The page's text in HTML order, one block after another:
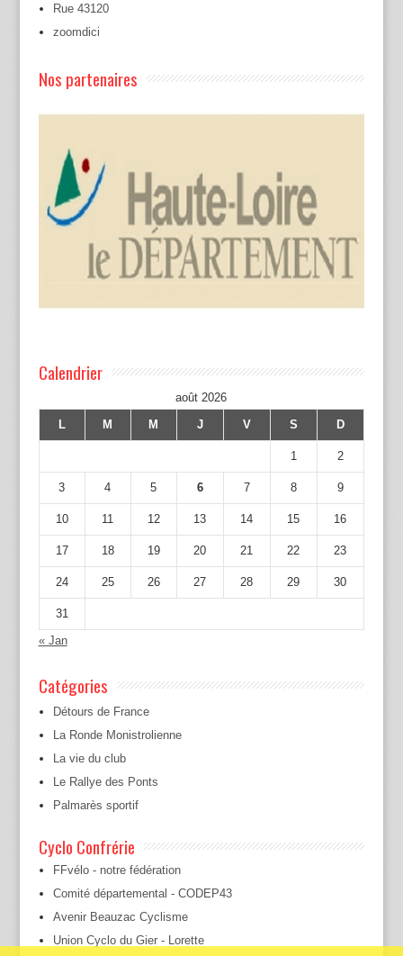
Rue 43120
zoomdici
Nos partenaires
Calendrier
août 2026
L
M M J V S D
1 2
3 4 5 6 7 8 9
10 11 12 13 14 15 16
17 18 19 20 21 22 23
24 25 26 27 28 29 30
31
« Jan
Catégories
Détours de France
La Ronde Monistrolienne
La vie du club
Le Rallye des Ponts
Palmarès sportif
Cyclo Confrérie
FFvélo - notre fédération
Comité départemental - CODEP43
Avenir Beauzac Cyclisme
Union Cyclo du Gier - Lorette